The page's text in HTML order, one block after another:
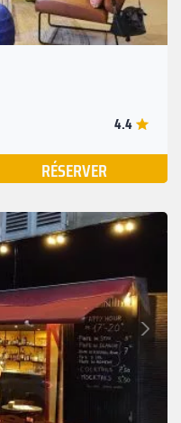
4.4
RÉSERVER
Suivant